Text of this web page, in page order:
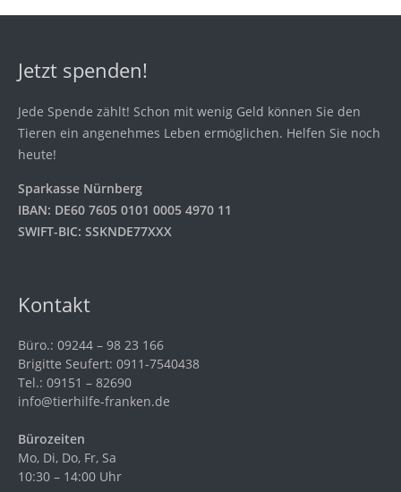
Jetzt spenden!
Jede Spende zählt! Schon mit wenig Geld können Sie den
Tieren ein angenehmes Leben ermöglichen. Helfen Sie noch
heute!
Sparkasse Nürnberg
IBAN: DE60 7605 0101 0005 4970 11
SWIFT-BIC: SSKNDE77XXX
Kontakt
Büro.: 09244 – 98 23 166
Brigitte Seufert: 0911-7540438
Tel.: 09151 – 82690
info@tierhilfe-franken.de
Bürozeiten
Mo, Di, Do, Fr, Sa
10:30 – 14:00 Uhr